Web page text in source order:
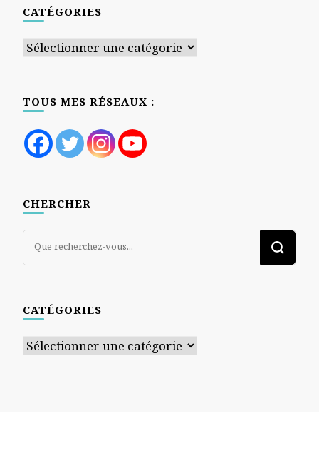
CATÉGORIES
Catégories
TOUS MES RÉSEAUX :
CHERCHER
Vous
CATÉGORIES
Catégories